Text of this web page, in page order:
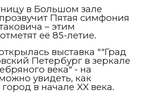
в Большом зале
Пятая симфония
– этим
её 85-летие.
выставка ""Град
Петербург в зеркале
века" - на
увидеть, как
в начале XX века.